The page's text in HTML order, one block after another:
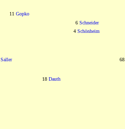
11 Gopko
6 Schneider
4 Schönheim
Saller
18 Dauth